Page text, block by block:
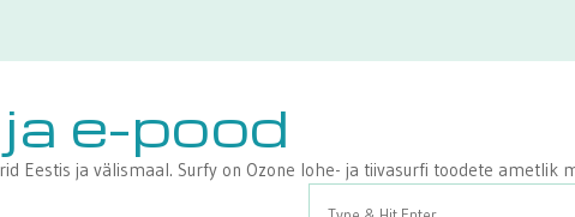
e-pood
Eestis ja välismaal. Surfy on Ozone lohe- ja tiivasurfi toodete ametlik